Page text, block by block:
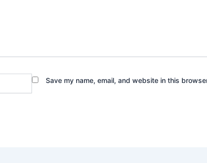
Save my name, email, and website in this